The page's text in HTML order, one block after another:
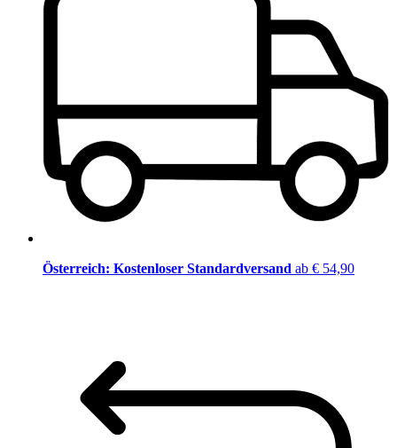
Österreich: Kostenloser Standardversand ab € 54,90